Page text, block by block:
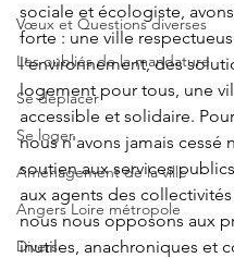
Vœux et Questions diverses
Les oubliés de la mandature
Se déplacer
Se loger
Aménagement de la ville
Angers Loire métropole
Divers
sociale et écologiste,
forte : une ville
l'environnement, des
logement pour tous, une
accessible et solidaire.
nous n'avons jamais cessé
soutien aux services
aux agents des
nous nous opposons aux
inutiles, anachroniques et